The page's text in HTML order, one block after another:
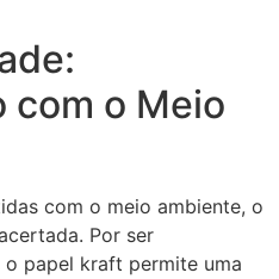
com o Meio
com o meio ambiente, o
Por ser
papel kraft permite uma